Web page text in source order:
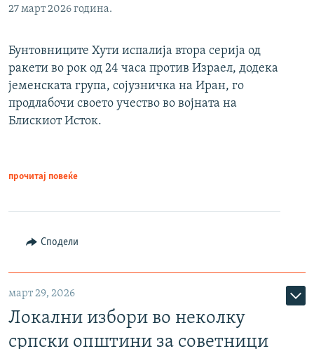
27 март 2026 година.
Бунтовниците Хути испалија втора серија од
ракети во рок од 24 часа против Израел, додека
јеменската група, сојузничка на Иран, го
продлабочи своето учество во војната на
Блискиот Исток.
прочитај повеќе
Сподели
март 29, 2026
Локални избори во неколку
српски општини за советници